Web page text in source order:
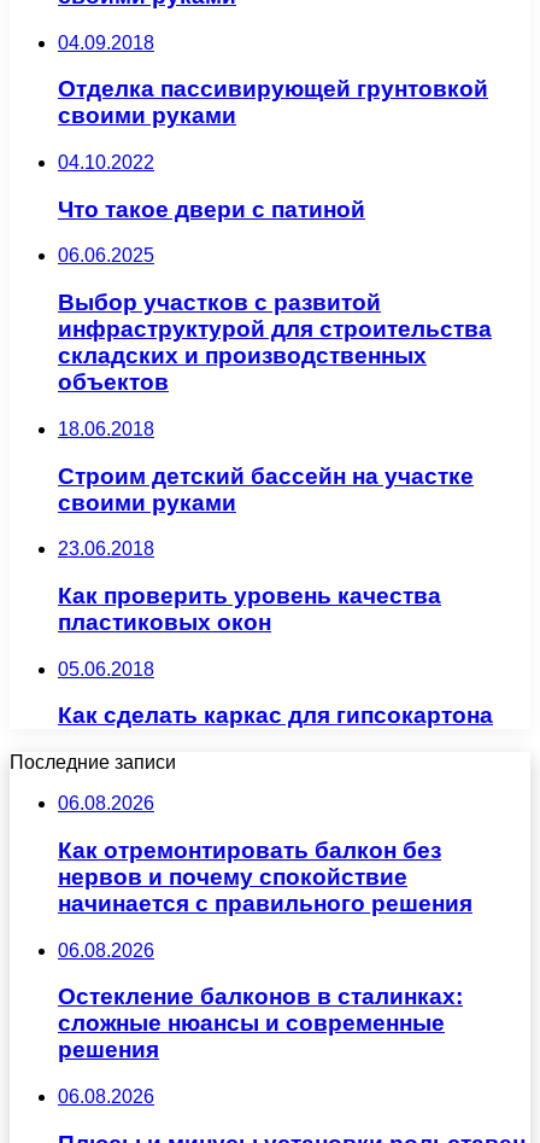
04.09.2018
Отделка пассивирующей грунтовкой
своими руками
04.10.2022
Что такое двери с патиной
06.06.2025
Выбор участков с развитой
инфраструктурой для строительства
складских и производственных
объектов
18.06.2018
Строим детский бассейн на участке
своими руками
23.06.2018
Как проверить уровень качества
пластиковых окон
05.06.2018
Как сделать каркас для гипсокартона
Последние записи
06.08.2026
Как отремонтировать балкон без
нервов и почему спокойствие
начинается с правильного решения
06.08.2026
Остекление балконов в сталинках:
сложные нюансы и современные
решения
06.08.2026